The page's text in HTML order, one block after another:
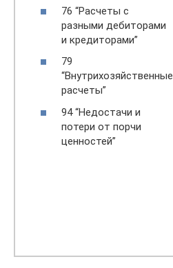
76 “Расчеты с
разными дебиторами
и кредиторами”
79
“Внутрихозяйственные
расчеты”
94 “Недостачи и
потери от порчи
ценностей”